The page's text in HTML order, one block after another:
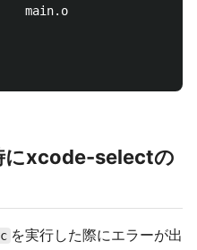
にxcode-selectの
を実行した際にエラーが出